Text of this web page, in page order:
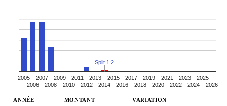
2005
2006
2007
2008
2009
2010
2011
2012
2013
2014
2015
2016
2017
2018
2019
2020
2021
2022
2023
2024
2025
2026
Split 1:2
ANNÉE MONTANT VARIATION